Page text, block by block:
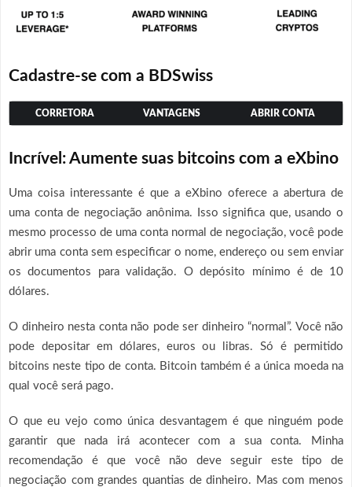
Cadastre-se com a BDSwiss
CORRETORA VANTAGENS ABRIR CONTA
Incrível: Aumente suas bitcoins com a eXbino
Uma coisa interessante é que a eXbino oferece a abertura de
uma conta de negociação anônima. Isso significa que, usando o
mesmo processo de uma conta normal de negociação, você pode
abrir uma conta sem especificar o nome, endereço ou sem enviar
os documentos para validação. O depósito mínimo é de 10
dólares.
O dinheiro nesta conta não pode ser dinheiro “normal”. Você não
pode depositar em dólares, euros ou libras. Só é permitido
bitcoins neste tipo de conta. Bitcoin também é a única moeda na
qual você será pago.
O que eu vejo como única desvantagem é que ninguém pode
garantir que nada irá acontecer com a sua conta. Minha
recomendação é que você não deve seguir este tipo de
negociação com grandes quantias de dinheiro. Mas com menos